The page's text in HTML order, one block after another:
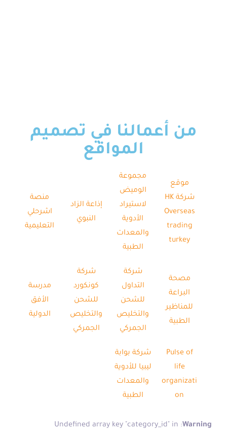
من أعمالنا في تصميم
المواقع
موقع
شركة HK
Overseas
trading
turkey
مجموعة
الوميض
لاستيراد
الأدوية
والمعدات
الطبية
إذاعة الزاد
النبوي
منصة
اشرحلي
التعليمية
مصحة
البراعة
للمناظير
الطبية
شركة
التداول
للشحن
والتخليص
الجمركي
شركة
كونكورد
للشحن
والتخليص
الجمركي
مدرسة
الأفق
الدولية
Pulse of
life
organizati
on
شركة بوابة
ليبيا للأدوية
والمعدات
الطبية
Warning
: Undefined array key "category_id" in